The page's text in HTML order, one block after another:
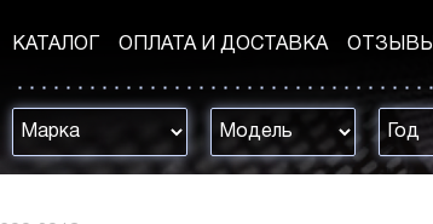
КАТАЛОГ ОПЛАТА И ДОСТАВКА ОТЗЫВЫ